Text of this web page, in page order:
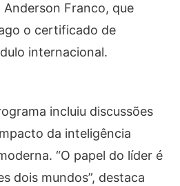
Anderson Franco, que
o certificado de
internacional.
incluiu discussões
da inteligência
“O papel do líder é
dois mundos”, destaca